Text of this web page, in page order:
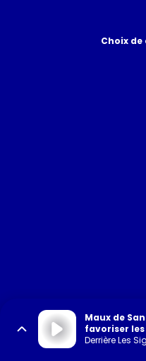
Choix
Maux de
favoriser
Derrière Les